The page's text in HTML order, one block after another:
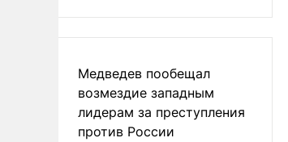
Медведев пообещал
возмездие западным
лидерам за преступления
против России